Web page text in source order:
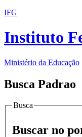
IFG
Instituto
Ministério da Educação
Busca Padrao
Busca
Buscar no